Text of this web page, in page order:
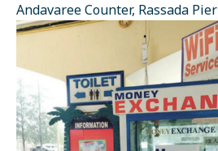
Andavaree Counter, Rassada Pier